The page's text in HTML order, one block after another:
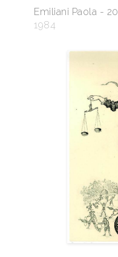
Emiliani Paola - 20
1984